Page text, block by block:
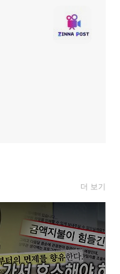
-
더 보기